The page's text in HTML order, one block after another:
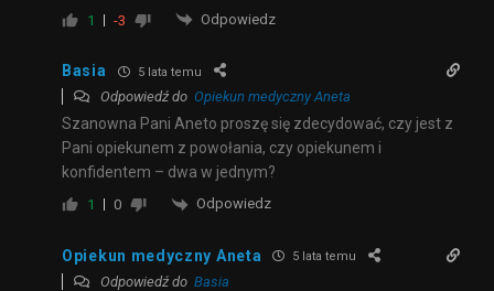
1 -3 Odpowiedz
Basia 5 lata temu
Odpowiedź do Opiekun medyczny Aneta
Szanowna Pani Aneto proszę się zdecydować, czy jest z
Pani opiekunem z powołania, czy opiekunem i
konfidentem – dwa w jednym?
1 0 Odpowiedz
Opiekun medyczny Aneta 5 lata temu
Odpowiedź do Basia